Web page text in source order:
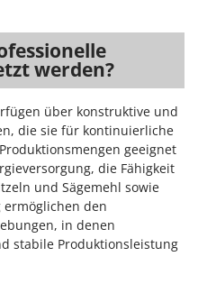
werden?
über konstruktive und
die sie für kontinuierliche
geeignet
die Fähigkeit
und Sägemehl sowie
den
in denen
stabile Produktionsleistung